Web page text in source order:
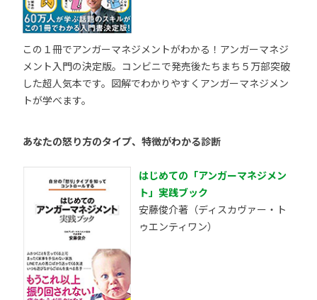
この１冊でアンガーマネジメントがわかる！アンガーマネジ
メント入門の決定版。コンビニで発売後たちまち５万部突破
した超人気本です。図解でわかりやすくアンガーマネジメン
トが学べます。
あなたの怒り方のタイプ、特徴がわかる診断
はじめての「アンガーマネジメン
ト」実践ブック
安藤俊介著（ディスカヴァー・ト
ゥエンティワン）